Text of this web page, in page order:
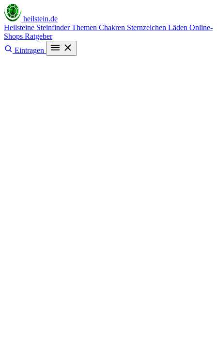
heilstein.de
Heilsteine SteinfinderThemen Chakren Sternzeichen Läden Online-
Shops Ratgeber
Eintragen